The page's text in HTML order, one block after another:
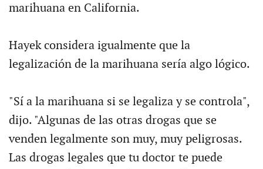
marihuana en California.
Hayek considera igualmente que la
legalización de la marihuana sería algo lógico.
"Sí a la marihuana si se legaliza y se controla",
dijo. "Algunas de las otras drogas que se
venden legalmente son muy, muy peligrosas.
Las drogas legales que tu doctor te puede